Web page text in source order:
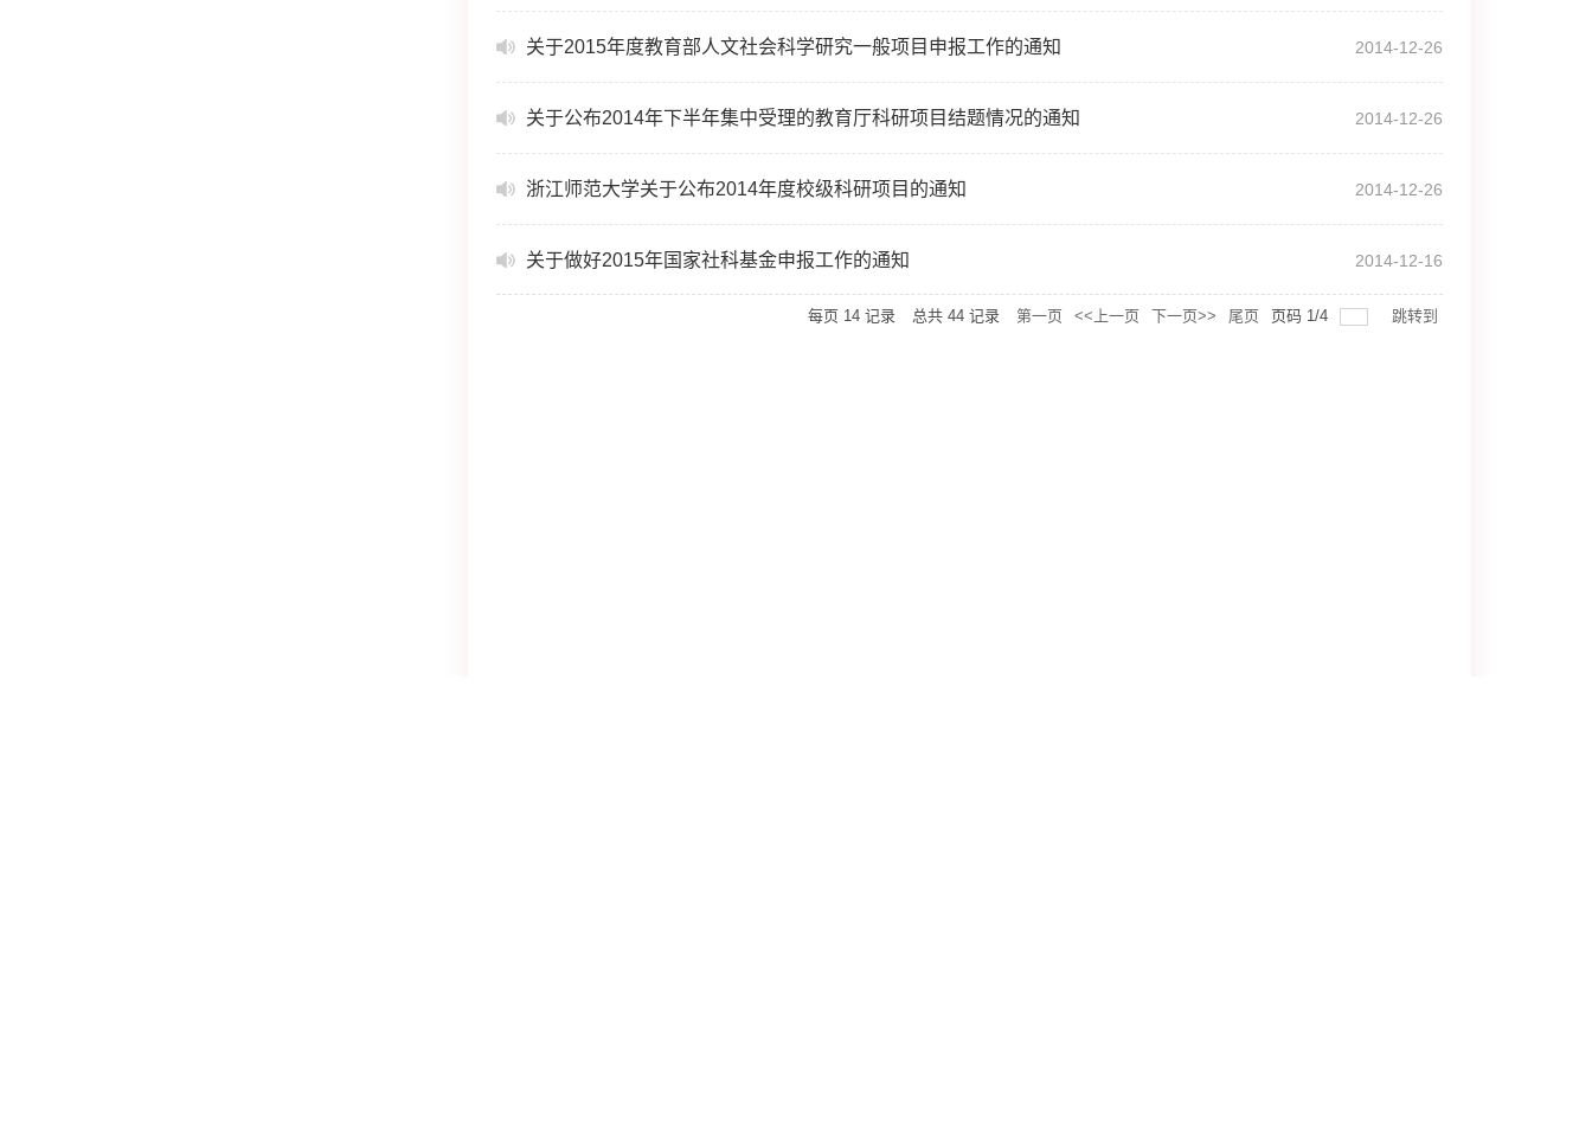
关于2015年度教育部人文社会科学研究一般项目申报工作的通知 2014-12-26
关于公布2014年下半年集中受理的教育厅科研项目结题情况的通知 2014-12-26
浙江师范大学关于公布2014年度校级科研项目的通知 2014-12-26
关于做好2015年国家社科基金申报工作的通知 2014-12-16
每页 14 记录 总共 44 记录 第一页 <<上一页 下一页>> 尾页 页码 1/4 跳转到